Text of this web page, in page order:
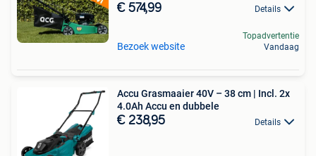
€ 574,99 Details
Bezoek website
Topadvertentie
Vandaag
Accu Grasmaaier 40V – 38 cm | Incl. 2x
4.0Ah Accu en dubbele
€ 238,95 Details